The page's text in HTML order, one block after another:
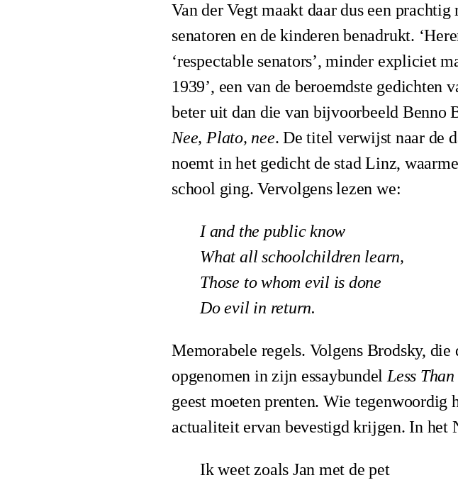
Van der Vegt maakt daar dus een
senatoren en de kinderen benadrukt.
‘respectable senators’, minder expliciet
1939’, een van de beroemdste gedichten
beter uit dan die van bijvoorbeeld Benno
Nee, Plato, nee. De titel verwijst naar de
noemt in het gedicht de stad Linz,
school ging. Vervolgens lezen we:
I and the public know
What all schoolchildren learn,
Those to whom evil is done
Do evil in return.
Memorabele regels. Volgens Brodsky,
opgenomen in zijn essaybundelLess
geest moeten prenten. Wie
actualiteit ervan bevestigd krijgen. In het
Ik weet zoals Jan met de pet